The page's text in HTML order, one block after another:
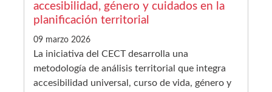
accesibilidad, género y cuidados en la
planificación territorial
09 marzo 2026
La iniciativa del CECT desarrolla una
metodología de análisis territorial que integra
accesibilidad universal, curso de vida, género y